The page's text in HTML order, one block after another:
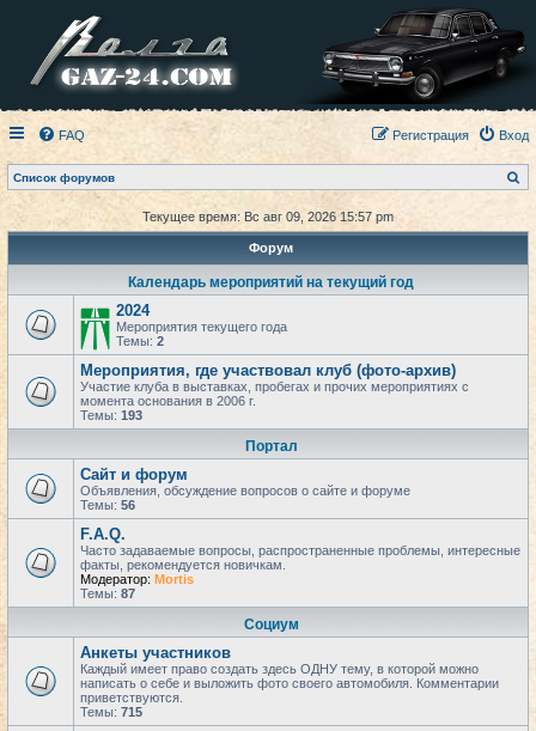
FAQ Вход
Регистрация
Список форумов
о
к
Текущее время: Вс авг 09, 2026 15:57 pm
Форум
Календарь мероприятий на текущий год
2024
Мероприятия текущего года
Темы: 2
Мероприятия, где участвовал клуб (фото-архив)
Участие клуба в выставках, пробегах и прочих мероприятиях с
момента основания в 2006 г.
Темы: 193
Портал
Сайт и форум
Объявления, обсуждение вопросов о сайте и форуме
Темы: 56
F.A.Q.
Часто задаваемые вопросы, распространенные проблемы, интересные
факты, рекомендуется новичкам.
Модератор: Mortis
Темы: 87
Социум
Анкеты участников
Каждый имеет право создать здесь ОДНУ тему, в которой можно
написать о себе и выложить фото своего автомобиля. Комментарии
приветствуются.
Темы: 715